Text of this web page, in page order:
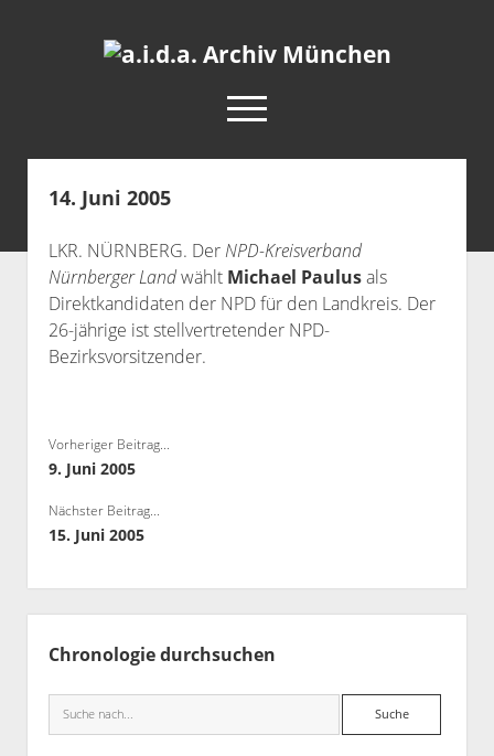
a.i.d.a.
open
menu
facebook
rss info@aida-archiv.de
Aktuelles
Termine
open
dropdown
menu
Antifaschistische Termine im Süden
Rechte Termine München
Chronologie
14. Juni 2005
LKR. NÜRNBERG. Der NPD-Kreisverband
Nürnberger Landwählt Michael Paulusals
Direktkandidaten der NPD für den Landkreis. Der
26-jährige ist stellvertretender NPD-
Bezirksvorsitzender.
Vorheriger Beitrag...
9. Juni 2005
Nächster Beitrag...
15. Juni 2005
Chronologie durchsuchen
Suche